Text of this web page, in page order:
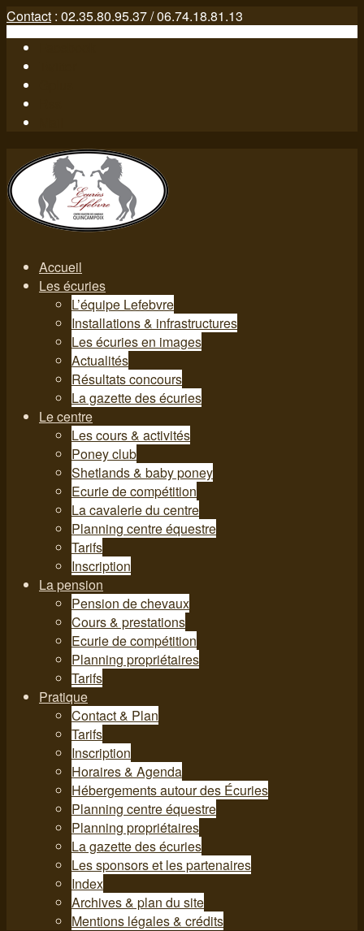
Contact : 02.35.80.95.37 / 06.74.18.81.13
Accueil
Les écuries
L’équipe Lefebvre
Installations & infrastructures
Les écuries en images
Actualités
Résultats concours
La gazette des écuries
Le centre
Les cours & activités
Poney club
Shetlands & baby poney
Ecurie de compétition
La cavalerie du centre
Planning centre équestre
Tarifs
Inscription
La pension
Pension de chevaux
Cours & prestations
Ecurie de compétition
Planning propriétaires
Tarifs
Pratique
Contact & Plan
Tarifs
Inscription
Horaires & Agenda
Hébergements autour des Écuries
Planning centre équestre
Planning propriétaires
La gazette des écuries
Les sponsors et les partenaires
Index
Archives & plan du site
Mentions légales & crédits